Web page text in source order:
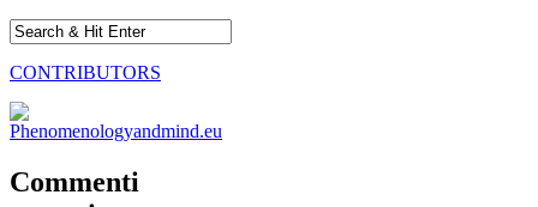
CONTRIBUTORS
Commenti